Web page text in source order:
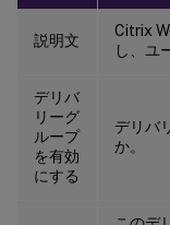
説明文
Citrix
し、ユ
デリバ
リーグ
ループ
を有効
にする
デリバ
か。